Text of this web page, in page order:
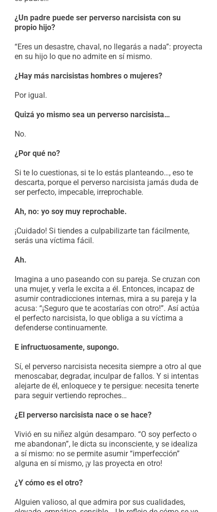
¿Un padre puede ser perverso narcisista con su
propio hijo?
“Eres un desastre, chaval, no llegarás a nada”: proyecta
en su hijo lo que no admite en sí mismo.
¿Hay más narcisistas hombres o mujeres?
Por igual.
Quizá yo mismo sea un perverso narcisista…
No.
¿Por qué no?
Si te lo cuestionas, si te lo estás planteando…, eso te
descarta, porque el perverso narcisista jamás duda de
ser perfecto, impecable, irreprochable.
Ah, no: yo soy muy reprochable.
¡Cuidado! Si tiendes a culpabilizarte tan fácilmente,
serás una víctima fácil.
Ah.
Imagina a uno paseando con su pareja. Se cruzan con
una mujer, y verla le excita a él. Entonces, incapaz de
asumir contradicciones internas, mira a su pareja y la
acusa: “¡Seguro que te acostarías con otro!”. Así actúa
el perfecto narcisista, lo que obliga a su víctima a
defenderse continuamente.
E infructuosamente, supongo.
Sí, el perverso narcisista necesita siempre a otro al que
menoscabar, degradar, inculpar de fallos. Y si intentas
alejarte de él, enloquece y te persigue: necesita tenerte
para seguir vertiendo reproches…
¿El perverso narcisista nace o se hace?
Vivió en su niñez algún desamparo. “O soy perfecto o
me abandonan”, le dicta su inconsciente, y se idealiza
a sí mismo: no se permite asumir “imperfección”
alguna en sí mismo, ¡y las proyecta en otro!
¿Y cómo es el otro?
Alguien valioso, al que admira por sus cualidades,